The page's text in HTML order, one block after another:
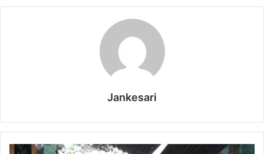
Jankesari